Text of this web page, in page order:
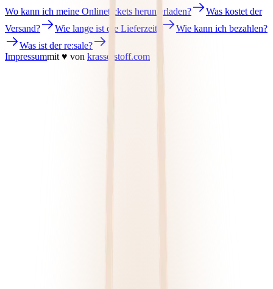
Wo kann ich meine Onlinetickets herunterladen?
Was kostet der
Versand?
Wie lange ist die Lieferzeit?
Wie kann ich bezahlen?
Was ist der re:sale?
Impressummit ♥ von krasserstoff.com